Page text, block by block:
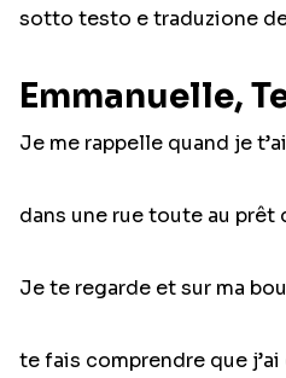
sotto testo e traduzione
Emmanuelle,
Je me rappelle quand je
dans une rue toute au prêt
Je te regarde et sur ma
te fais comprendre que